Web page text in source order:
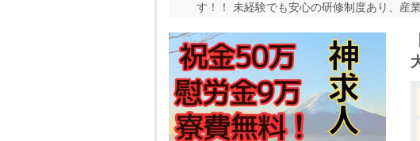
す！！ 未経験でも安心の研修制度あり、産
いただけます。 通勤は、海老名駅より無料
日程でのご案内をさせていただきます！ 遠